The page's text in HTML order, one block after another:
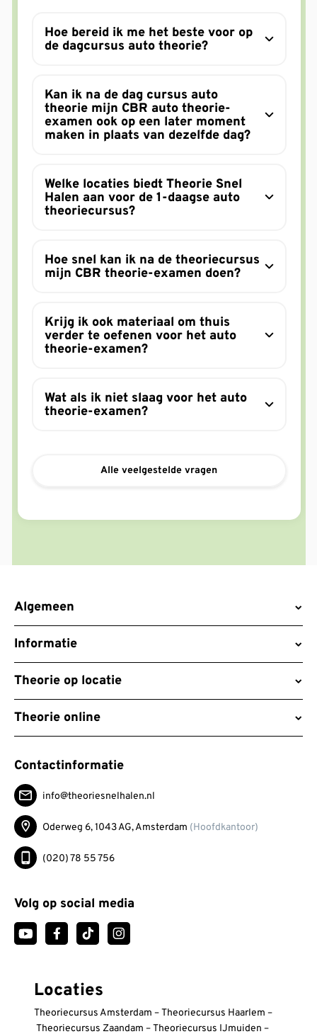
Hoe bereid ik me het beste voor op
de dagcursus auto theorie?
Kan ik na de dag cursus auto
theorie mijn CBR auto theorie-
examen ook op een later moment
maken in plaats van dezelfde dag?
Welke locaties biedt Theorie Snel
Halen aan voor de 1-daagse auto
theoriecursus?
Hoe snel kan ik na de theoriecursus
mijn CBR theorie-examen doen?
Krijg ik ook materiaal om thuis
verder te oefenen voor het auto
theorie-examen?
Wat als ik niet slaag voor het auto
theorie-examen?
Alle veelgestelde vragen
Algemeen
Informatie
Theorie op locatie
Theorie online
Contactinformatie
info@theoriesnelhalen.nl
Oderweg 6, 1043 AG,Amsterdam (Hoofdkantoor)
(020) 78 55 756
Volg op social media
Locaties
Theoriecursus Amsterdam –Theoriecursus Haarlem –
Theoriecursus Zaandam –Theoriecursus IJmuiden –